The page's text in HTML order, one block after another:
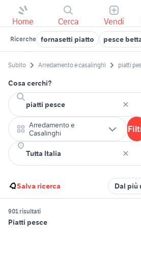
Home Cerca Vendi
Ricerche fornasetti piatto pesce
Subito Arredamento e casalinghi piatti
Cosa cerchi?
Arredamento e
Casalinghi
Salva ricerca Dal più
901 risultati
Piatti pesce